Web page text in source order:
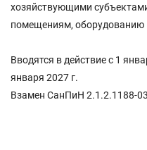
хозяйствующими
помещениям, оборудованию
Вводятся в действие с 1
января 2027 г.
Взамен СанПиН 2.1.2.1188-